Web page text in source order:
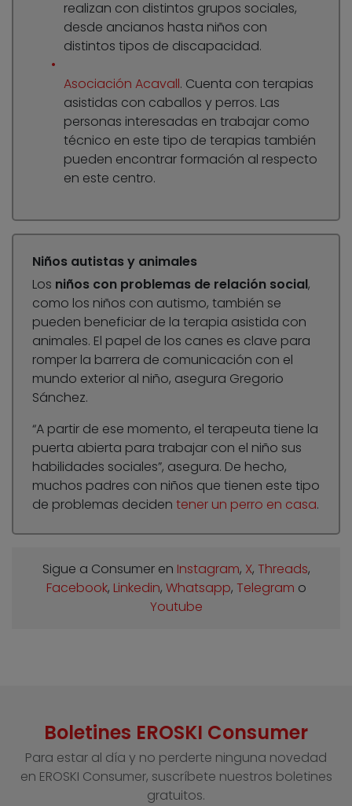
realizan con distintos grupos sociales,
desde ancianos hasta niños con
distintos tipos de discapacidad.
Asociación Acavall. Cuenta con terapias
asistidas con caballos y perros. Las
personas interesadas en trabajar como
técnico en este tipo de terapias también
pueden encontrar formación al respecto
en este centro.
Niños autistas y animales
Los niños con problemas de relación social,
como los niños con autismo, también se
pueden beneficiar de la terapia asistida con
animales. El papel de los canes es clave para
romper la barrera de comunicación con el
mundo exterior al niño, asegura Gregorio
Sánchez.
“A partir de ese momento, el terapeuta tiene la
puerta abierta para trabajar con el niño sus
habilidades sociales”, asegura. De hecho,
muchos padres con niños que tienen este tipo
de problemas deciden tener un perro en casa.
Sigue a Consumer en Instagram, X, Threads,
Facebook, Linkedin, Whatsapp, Telegram o
Youtube
Boletines EROSKI Consumer
Para estar al día y no perderte ninguna novedad
en EROSKI Consumer, suscríbete nuestros boletines
gratuitos.